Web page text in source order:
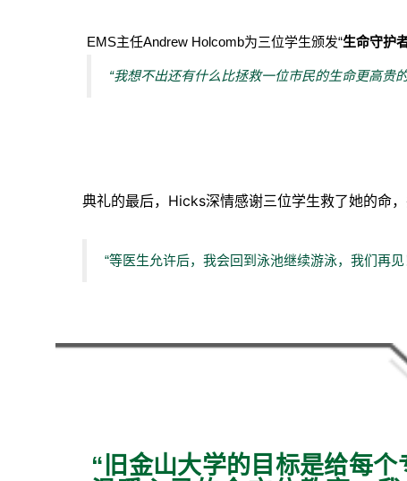
EMS主任Andrew Holcomb为三位学生颁发“生命守护
“我想不出还有什么比拯救一位市民的生命更高贵
典礼的最后，Hicks深情感谢三位学生救了她的命，
“等医生允许后，我会回到泳池继续游泳，我们再见
“旧金山大学的目标是给每个